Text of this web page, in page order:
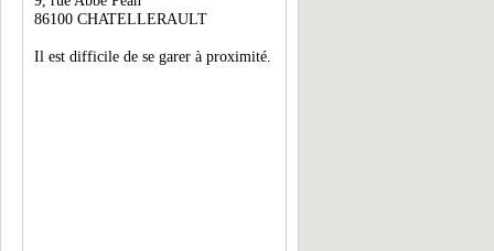
86100 CHATELLERAULT
Il est difficile de se garer à proximité.